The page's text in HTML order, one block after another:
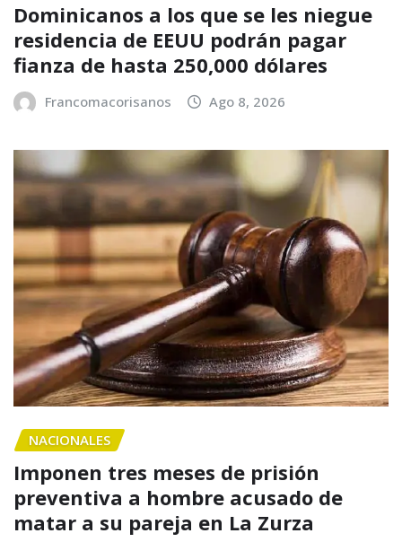
Dominicanos a los que se les niegue
residencia de EEUU podrán pagar
fianza de hasta 250,000 dólares
Francomacorisanos Ago 8, 2026
NACIONALES
Imponen tres meses de prisión
preventiva a hombre acusado de
matar a su pareja en La Zurza